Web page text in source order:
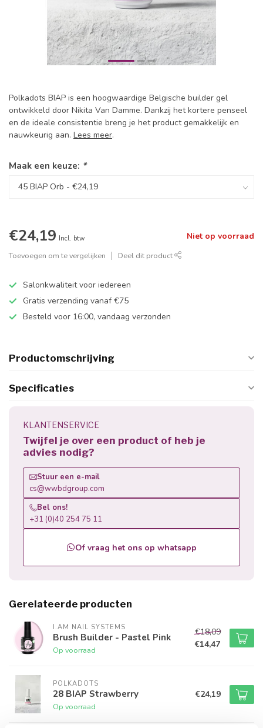
Polkadots BIAP is een hoogwaardige Belgische builder gel
ontwikkeld door Nikita Van Damme. Dankzij het kortere penseel
en de ideale consistentie breng je het product gemakkelijk en
nauwkeurig aan. Lees meer.
Maak een keuze: *
€24,19 Incl. btw Niet op voorraad
Toevoegen om te vergelijken Deel dit product
Salonkwaliteit voor iedereen
Gratis verzending vanaf €75
Besteld voor 16:00, vandaag verzonden
Productomschrijving
Specificaties
KLANTENSERVICE
Twijfel je over een product of heb je
advies nodig?
Stuur een e-mail
cs@wwbdgroup.com
Bel ons!
+31 (0)40 254 75 11
Of vraag het ons op whatsapp
Gerelateerde producten
I.AM NAIL SYSTEMS
Brush Builder - Pastel Pink
Op voorraad
€18,09
€14,47
POLKADOTS
28 BIAP Strawberry
Op voorraad
€24,19